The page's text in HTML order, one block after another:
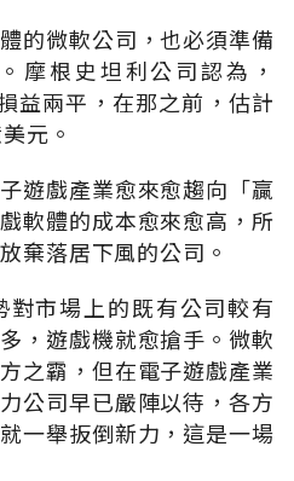
的微軟公司，也必須準備
摩根史坦利公司認為，
益兩平，在那之前，估計
元。
遊戲產業愈來愈趨向「贏
軟體的成本愈來愈高，所
棄落居下風的公司。
市場上的既有公司較有
，遊戲機就愈搶手。微軟
之霸，但在電子遊戲產業
公司早已嚴陣以待，各方
一舉扳倒新力，這是一場